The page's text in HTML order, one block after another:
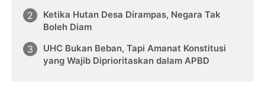
Ketika Hutan Desa Dirampas, Negara Tak
Boleh Diam
UHC Bukan Beban, Tapi Amanat Konstitusi
yang Wajib Diprioritaskan dalam APBD